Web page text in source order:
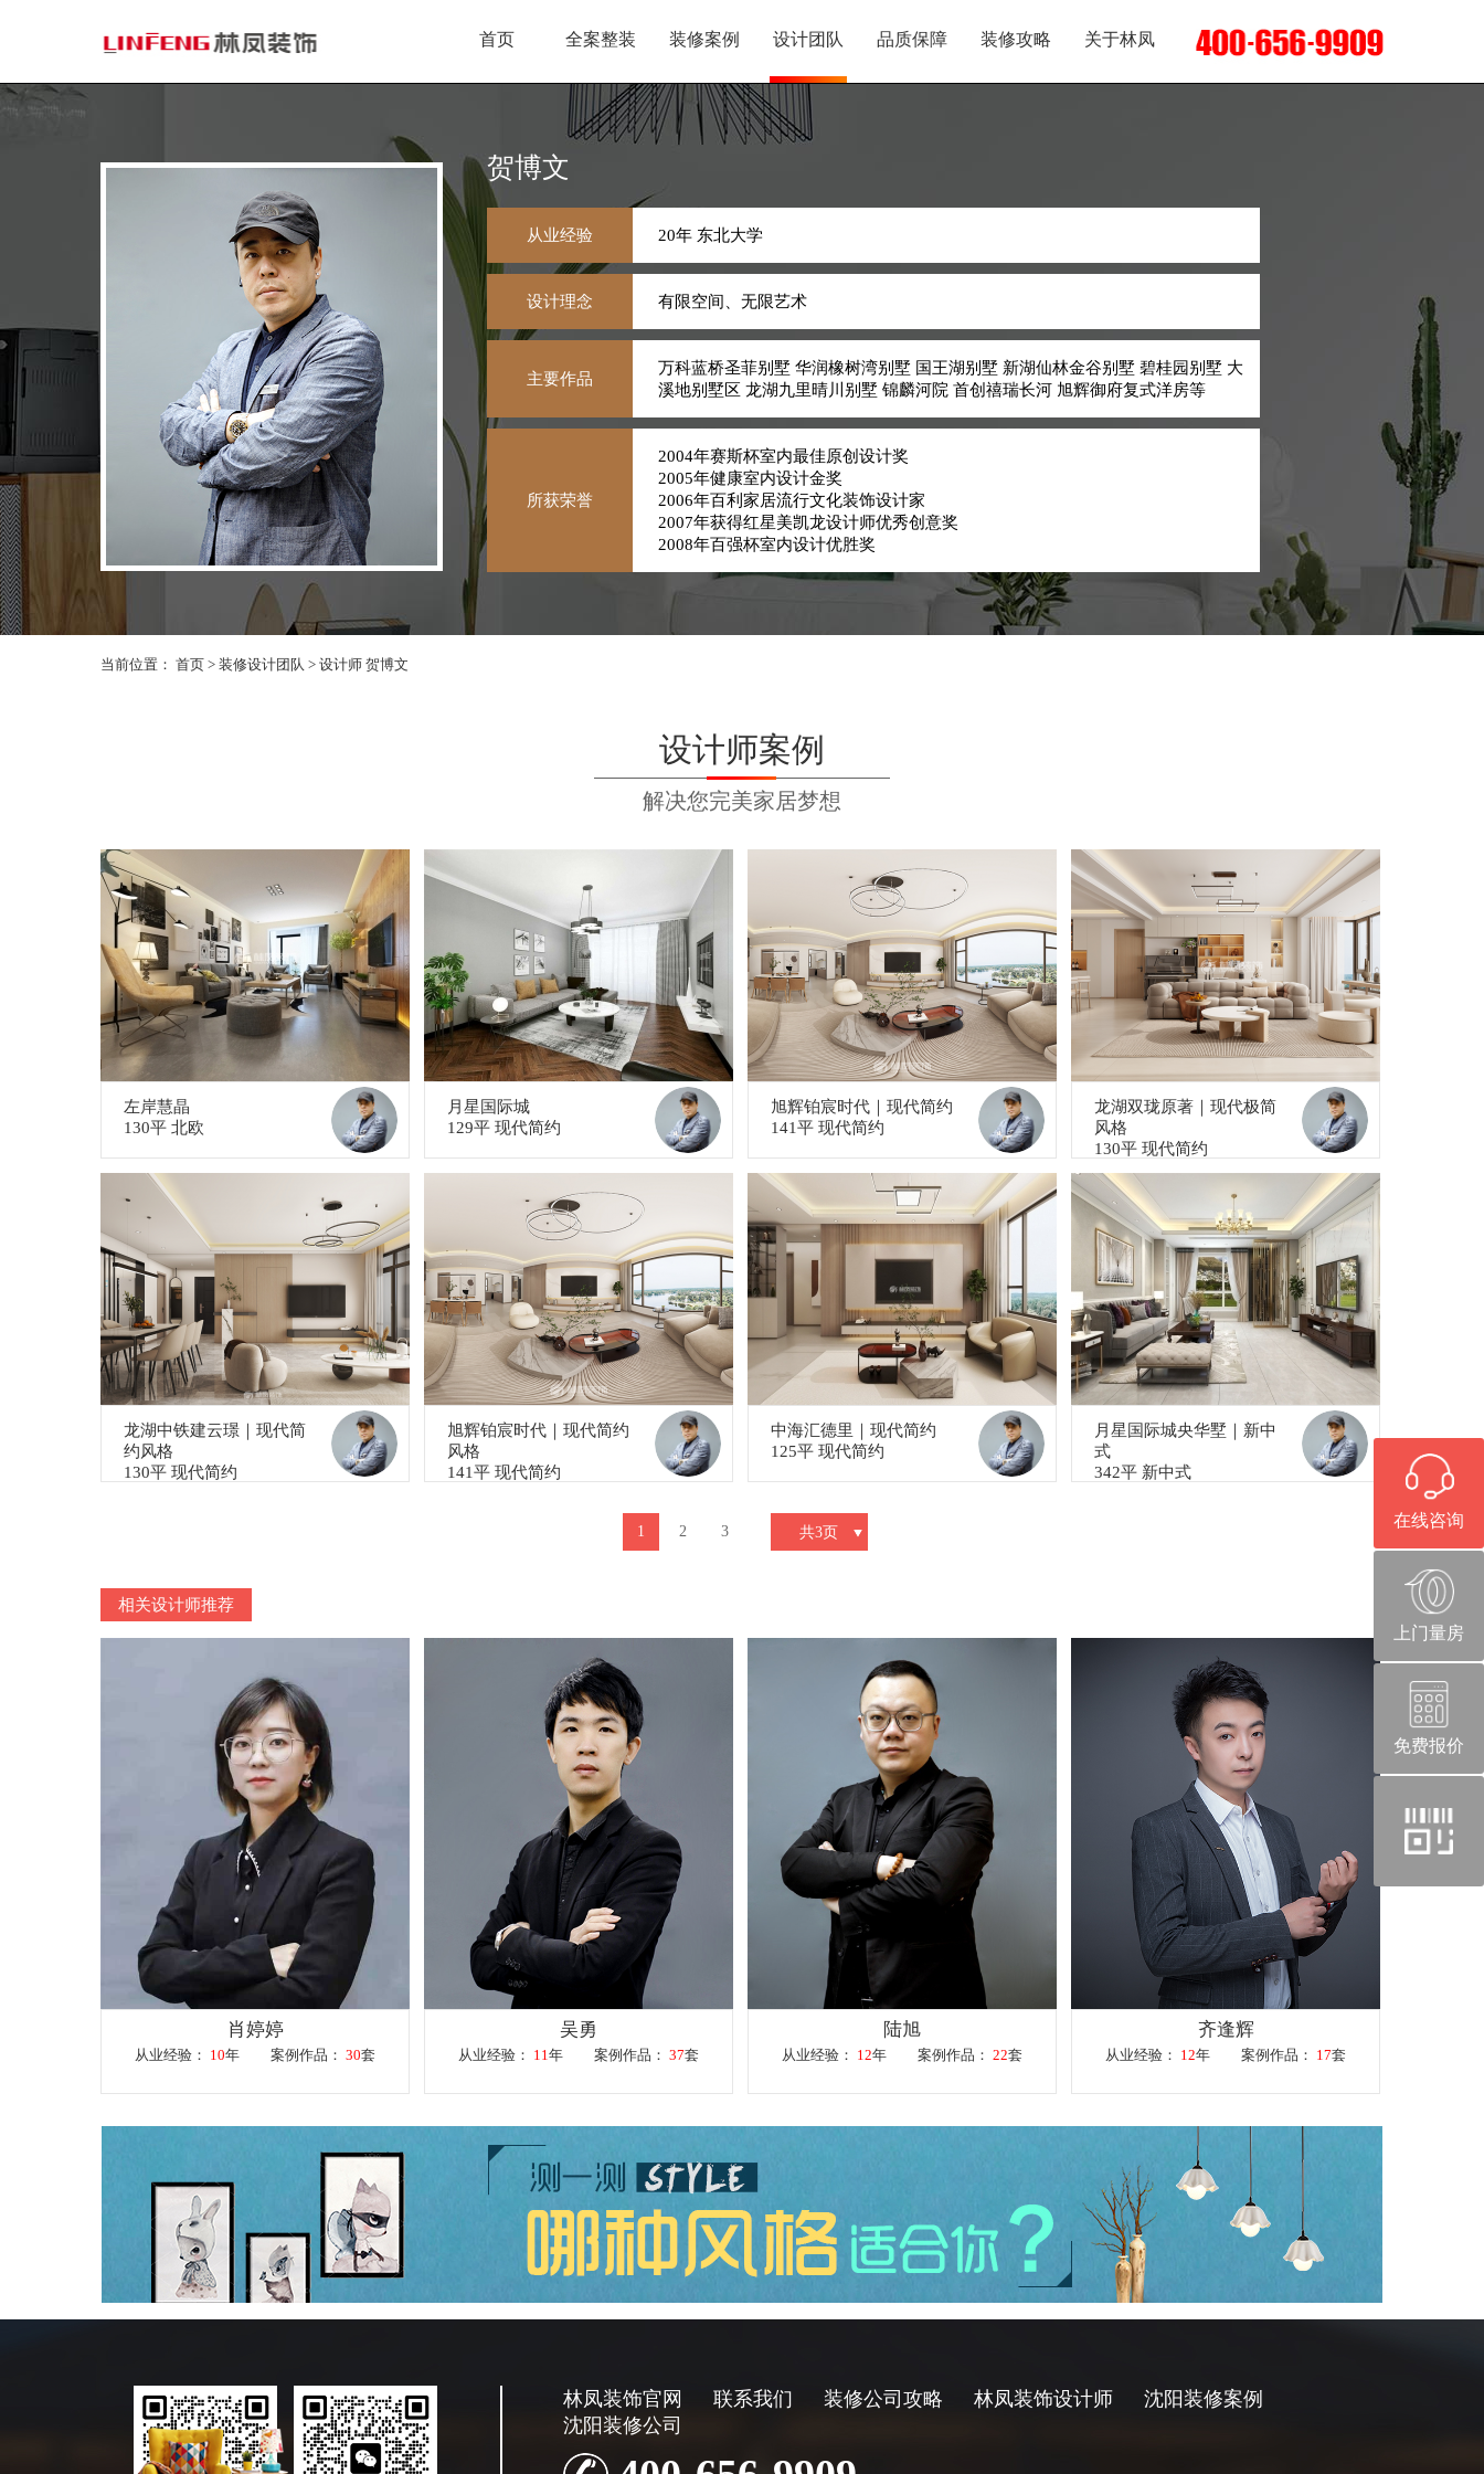
在线咨询
上门量房
免费报价
微
首页 全案整装 装修案例 设计团队 品质保障 装修攻略 关于林凤
贺博文
从业经验 20年 东北大学
设计理念 有限空间、无限艺术
主要作品
万科蓝桥圣菲别墅 华润橡树湾别墅 国王湖别墅 新湖仙林金谷别墅 碧桂园别墅 大
溪地别墅区 龙湖九里晴川别墅 锦麟河院 首创禧瑞长河 旭辉御府复式洋房等
所获荣誉
2004年赛斯杯室内最佳原创设计奖
2005年健康室内设计金奖
2006年百利家居流行文化装饰设计家
2007年获得红星美凯龙设计师优秀创意奖
2008年百强杯室内设计优胜奖
2010年沈阳百强设计师大赛最佳设计创意奖
2015年荣获中国装潢设计协会会员
当前位置： 首页 > 装修设计团队 > 设计师 贺博文
设计师案例
解决您完美家居梦想
左岸慧晶
130平 北欧
月星国际城
129平 现代简约
旭辉铂宸时代｜现代简约
141平 现代简约
龙湖双珑原著｜现代极简
风格
130平 现代简约
龙湖中铁建云璟｜现代简
约风格
130平 现代简约
旭辉铂宸时代｜现代简约
风格
141平 现代简约
中海汇德里｜现代简约
125平 现代简约
月星国际城央华墅｜新中
式
342平 新中式
1 2 3
相关设计师推荐
肖婷婷
从业经验： 10年 案例作品： 30套
吴勇
从业经验： 11年 案例作品： 37套
陆旭
从业经验： 12年 案例作品： 22套
齐逢辉
从业经验： 12年 案例作品： 17套
林凤装饰官网 联系我们 装修公司攻略 林凤装饰设计师
沈阳装修案例
沈阳装修公司